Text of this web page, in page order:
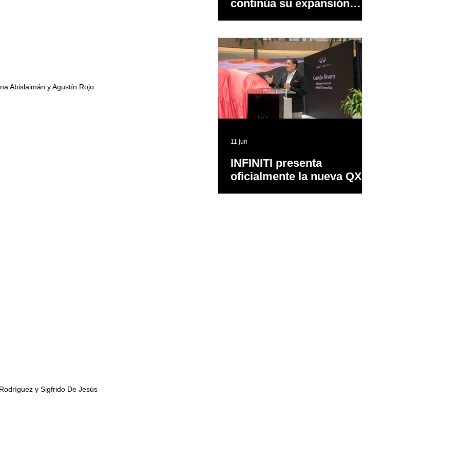
Abislaimán y Agustín Rojo
y Sigfrido De Jesús
continúa su expansión
INFINITI presenta
oficialmente la nueva QX65
11 jun